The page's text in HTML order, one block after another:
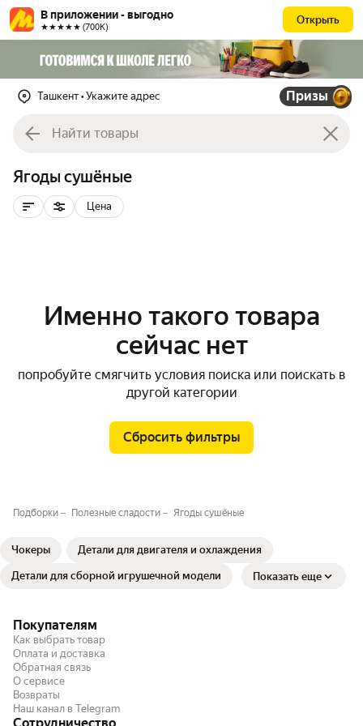
В приложении - выгодно
★★★★★ (700К)
Открыть
Ташкент • Укажите адрес Призы
Ягоды сушёные
Цена
Именно такого товара
сейчас нет
попробуйте смягчить условия поиска или поискать в
другой категории
Сбросить фильтры
Подборки Полезные сладости⁣⁣⁣⁣⁣ Ягоды сушёные
Чокеры Детали для двигателя и охлаждения
Детали для сборной игрушечной модели Показать еще
Покупателям
Как выбрать товар
Оплата и доставка
Обратная связь
О сервисе
Возвраты
Наш канал в Telegram
Сотрудничество